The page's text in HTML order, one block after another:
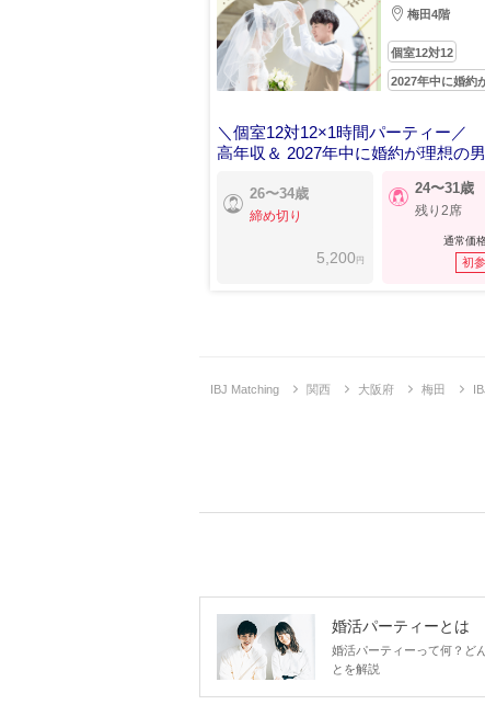
梅田4階
個室12対12
2027年中に婚約
＼個室12対12×1時間パーティー／
高年収＆ 2027年中に婚約が理想の
26〜34歳
締め切り
5,200 円
24〜31歳
残り2席
通常価
初
IBJ Matching 関西 大阪府 梅田
婚活パーティーとは
婚活パーティーって何？ど
とを解説